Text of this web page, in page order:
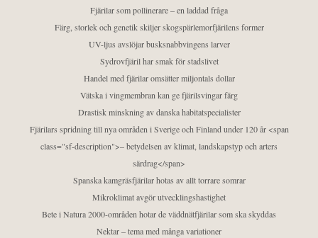
Fjärilar som pollinerare – en laddad fråga
Färg, storlek och genetik skiljer skogspärlemorfjärilens former
UV-ljus avslöjar busksnabbvingens larver
Sydrovfjäril har smak för stadslivet
Handel med fjärilar omsätter miljontals dollar
Vätska i vingmembran kan ge fjärilsvingar färg
Drastisk minskning av danska habitatspecialister
Fjärilars spridning till nya områden i Sverige och Finland under 120 år <span
class="sf-description">– betydelsen av klimat, landskapstyp och arters
särdrag</span>
Spanska kamgräsfjärilar hotas av allt torrare somrar
Mikroklimat avgör utvecklingshastighet
Bete i Natura 2000-områden hotar de väddnätfjärilar som ska skyddas
Nektar – tema med många variationer